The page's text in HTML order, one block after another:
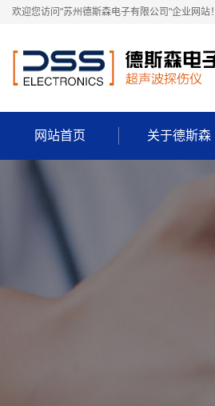
欢迎您访问"苏州德斯森电子有限公司"企业网站！
网站首页 关于德斯森